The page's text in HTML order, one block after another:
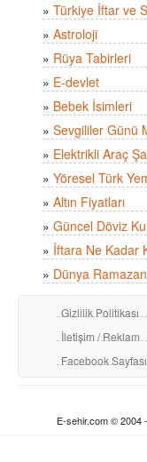
» Türkiye İftar ve
» Astroloji
» Rüya Tabirleri
» E-devlet
» Bebek İsimleri
» Sevgililer Günü
» Elektrikli Araç
» Yöresel Türk
» Altın Fiyatları
» Güncel Döviz
» İftara Ne Kadar
» Dünya
Gizlilik Politikası
İletişim / Reklam
Facebook Sayfası
E-sehir.com © 2004